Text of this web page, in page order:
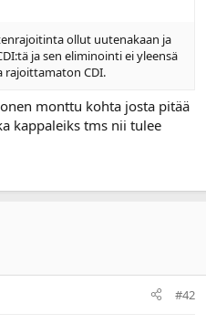
ollut uutenakaan ja
ja sen eliminointi ei yleensä
CDI.
monttu kohta josta pitää
kappaleiks tms nii tulee
#42